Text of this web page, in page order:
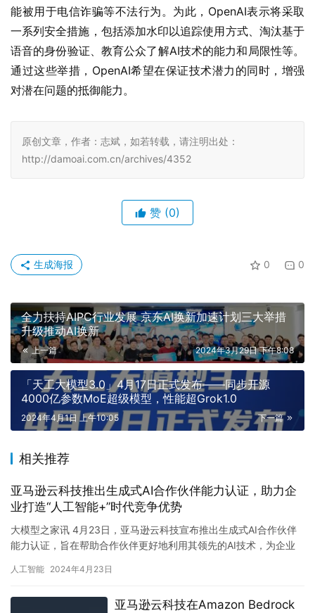
能被用于电信诈骗等不法行为。为此，OpenAI表示将采取
一系列安全措施，包括添加水印以追踪使用方式、淘汰基于
语音的身份验证、教育公众了解AI技术的能力和局限性等。
通过这些举措，OpenAI希望在保证技术潜力的同时，增强
对潜在问题的抵御能力。
原创文章，作者：志斌，如若转载，请注明出处：
http://damoai.com.cn/archives/4352
赞 (0)
0 0
生成海报
全力扶持AIPC行业发展 京东AI换新加速计划三大举措
升级推动AI换新
上一篇 2024年3月29日 下午8:08
「天工大模型3.0」4月17日正式发布——同步开源
4000亿参数MoE超级模型，性能超Grok1.0
下一篇
2024年4月1日 上午10:05
相关推荐
亚马逊云科技推出生成式AI合作伙伴能力认证，助力企
业打造“人工智能+”时代竞争优势
大模型之家讯 4月23日，亚马逊云科技宣布推出生成式AI合作伙伴
能力认证，旨在帮助合作伙伴更好地利用其领先的AI技术，为企业
人工智能 2024年4月23日
亚马逊云科技在Amazon Bedrock